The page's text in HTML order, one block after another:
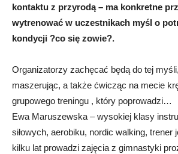
kontaktu z przyrodą – ma konkretne
wytrenować w uczestnikach myśl o
kondycji ?co się zowie?.
Organizatorzy zachęcać będą do tej
maszerując, a także ćwicząc na mecie
grupowego treningu , który poprowadzi…
Ewa Maruszewska – wysokiej klasy
siłowych, aerobiku, nordic walking, trener
kilku lat prowadzi zajęcia z gimnastyki